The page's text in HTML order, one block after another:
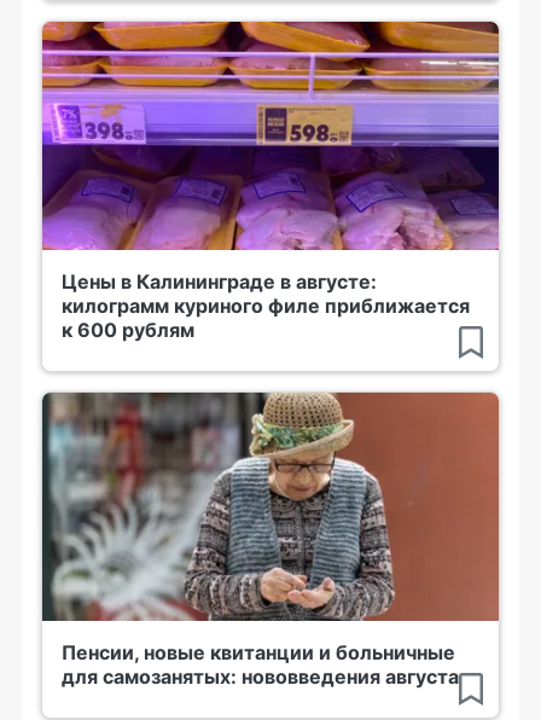
Цены в Калининграде в августе:
килограмм куриного филе приближается
к 600 рублям
Пенсии, новые квитанции и больничные
для самозанятых: нововведения августа